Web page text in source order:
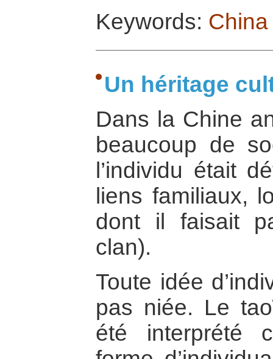
Keywords: China
Un héritage
Dans la Chine
beaucoup de
l’individu était
liens familiaux,
dont il faisait
clan).
Toute idée
pas niée. Le
été interprété